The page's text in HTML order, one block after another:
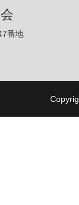
番地